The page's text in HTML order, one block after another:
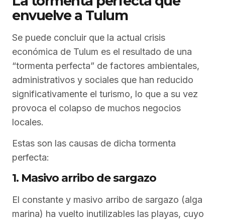
envuelve a Tulum
Se puede concluir que la actual crisis
económica de Tulum es el resultado de una
“tormenta perfecta” de factores ambientales,
administrativos y sociales que han reducido
significativamente el turismo, lo que a su vez
provoca el colapso de muchos negocios
locales.
Estas son las causas de dicha tormenta
perfecta:
1. Masivo arribo de sargazo
El constante y masivo arribo de sargazo (alga
marina) ha vuelto inutilizables las playas, cuyo